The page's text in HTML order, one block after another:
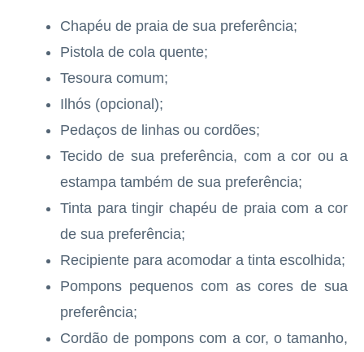
Chapéu de praia de sua preferência;
Pistola de cola quente;
Tesoura comum;
Ilhós (opcional);
Pedaços de linhas ou cordões;
Tecido de sua preferência, com a cor ou a
estampa também de sua preferência;
Tinta para tingir chapéu de praia com a cor
de sua preferência;
Recipiente para acomodar a tinta escolhida;
Pompons pequenos com as cores de sua
preferência;
Cordão de pompons com a cor, o tamanho,